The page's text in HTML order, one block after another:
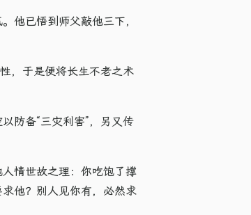
他已悟到师父敲他三下，
，于是便将长生不老之术
防备“三灾利害”，另又传
情世故之理：你吃饱了撑
他？别人见你有，必然求